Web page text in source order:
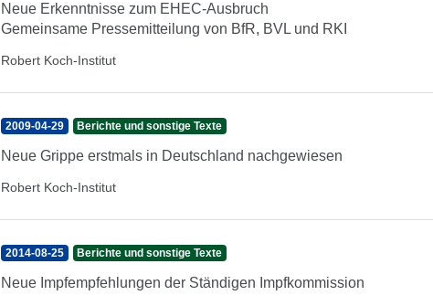
Neue Erkenntnisse zum EHEC-Ausbruch
Gemeinsame Pressemitteilung von BfR, BVL und RKI
Robert Koch-Institut
2009-04-29 Berichte und sonstige Texte
Neue Grippe erstmals in Deutschland nachgewiesen
Robert Koch-Institut
2014-08-25 Berichte und sonstige Texte
Neue Impfempfehlungen der Ständigen Impfkommission